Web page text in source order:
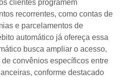
clientes programem
recorrentes, como contas de
e parcelamentos de
automático já ofereça essa
busca ampliar o acesso,
convênios específicos entre
conforme destacado